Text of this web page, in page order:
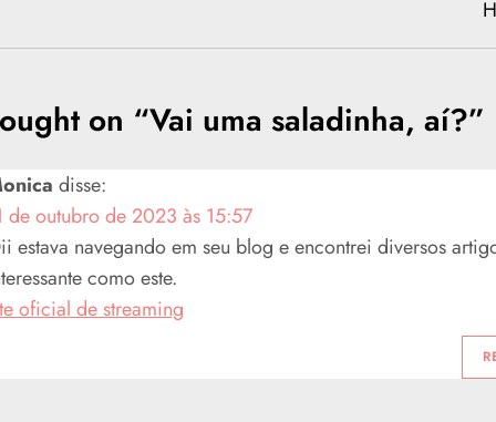
on “Vai uma saladinha, aí?”
disse:
de outubro de 2023 às 15:57
estava navegando em seu blog e encontrei diversos
como este.
oficial de streaming